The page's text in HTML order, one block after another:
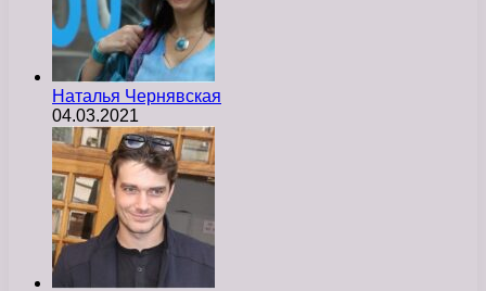
Наталья Чернявская
04.03.2021